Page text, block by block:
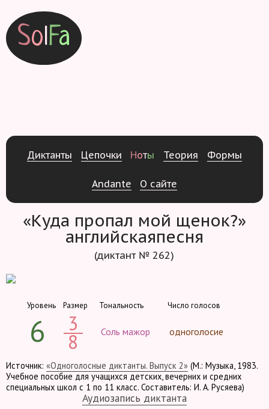
SolFa
Диктанты Цепочки Ноты Теория Формы
Andante О сайте
«Куда пропал мой щенок?»
английскаяпесня
(диктант № 262)
Уровень
6
Размер
3
8
Тональность
Соль мажор
Число голосов
одноголосие
Источник: «Одноголосные диктанты. Выпуск 2» (М.: Музыка, 1983.
Учебное пособие для учащихся детских, вечерних и средних
специальных школ с 1 по 11 класс. Составитель: И. А. Русяева)
Аудиозапись диктанта